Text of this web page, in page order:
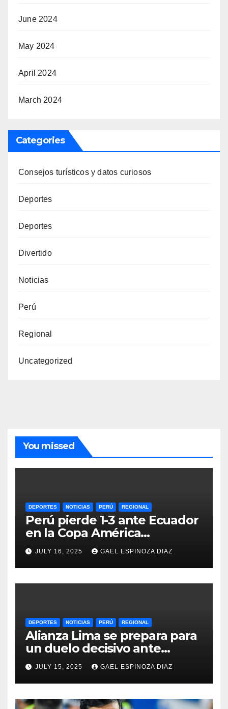
June 2024
May 2024
April 2024
March 2024
Categories
Consejos turísticos y datos curiosos
Deportes
Deportes
Divertido
Noticias
Perú
Regional
Uncategorized
You missed
DEPORTES NOTICIAS PERÚ REGIONAL
Perú pierde 1-3 ante Ecuador
en la Copa América
Femenina y lidera el Grupo A
JULY 16, 2025 GAEL ESPINOZA DIAZ
DEPORTES NOTICIAS PERÚ REGIONAL
Alianza Lima se prepara para
un duelo decisivo ante
Gremio por la Sudamericana
2025
JULY 15, 2025 GAEL ESPINOZA DIAZ